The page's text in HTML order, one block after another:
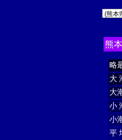
熊
略
大
大
小
小
平